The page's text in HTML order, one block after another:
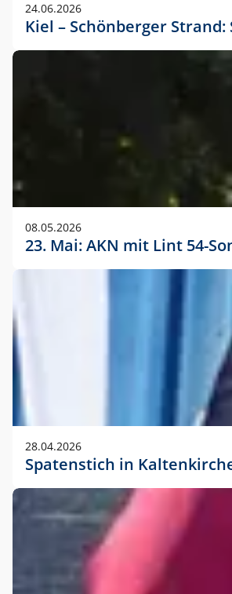
24.06.2026
Kiel – Schönberger
08.05.2026
23. Mai: AKN mit Lint 54-
28.04.2026
Spatenstich in